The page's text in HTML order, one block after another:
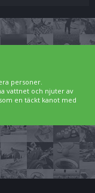
personer.
vattnet och njuter av
en täckt kanot med